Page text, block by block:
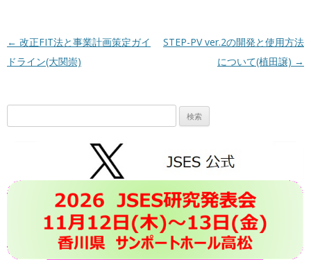
投稿ナビゲーション
← 改正FIT法と事業計画策定ガイ
ドライン(大関崇)
STEP-PV ver.2の開発と使用方法
について(植田譲) →
索: